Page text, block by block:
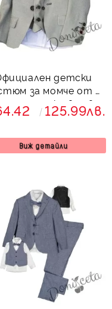
детски
за момче от 5
със сако в сиво
125.99лв.
Виж детайли